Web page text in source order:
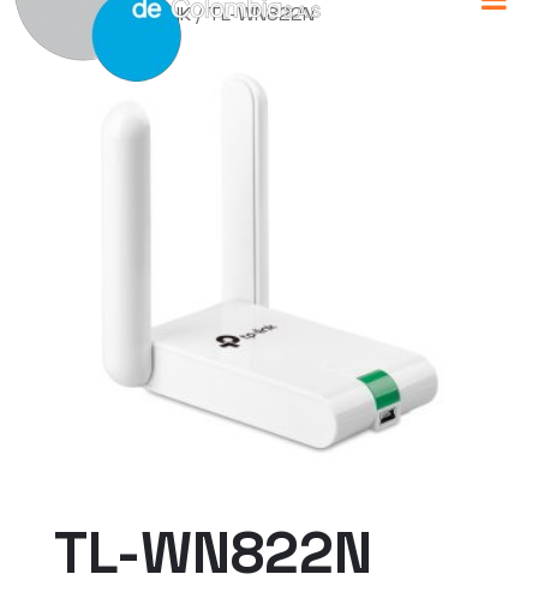
Home/ TP-LINK/ TL-WN822N
TL-WN822N